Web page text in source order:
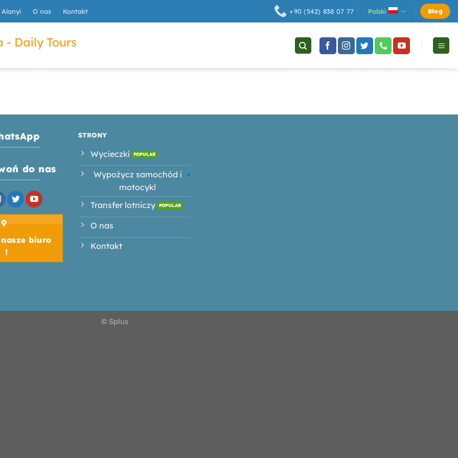
O nas Kontakt +90 (542) 838 07 77 Polski Blog
- Daily Tours
do nas
biuro
!
STRONY
Wycieczki
Wypożycz samochód i
motocykl
Transfer lotniczy
O nas
Kontakt
© Splus